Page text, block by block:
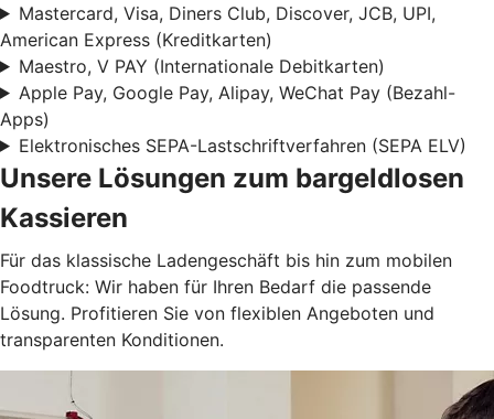
Mastercard, Visa, Diners Club, Discover, JCB, UPI,
American Express (Kreditkarten)
Maestro, V PAY (Internationale Debitkarten)
Apple Pay, Google Pay, Alipay, WeChat Pay (Bezahl-
Apps)
Elektronisches SEPA-Lastschriftverfahren (SEPA ELV)
Unsere Lösungen zum bargeldlosen
Kassieren
Für das klassische Ladengeschäft bis hin zum mobilen
Foodtruck: Wir haben für Ihren Bedarf die passende
Lösung. Profitieren Sie von flexiblen Angeboten und
transparenten Konditionen.